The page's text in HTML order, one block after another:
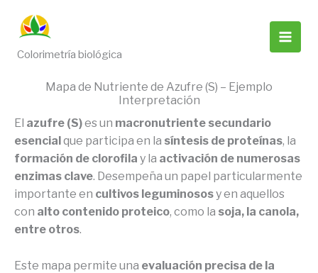
Colorimetría biológica
Mapa de Nutriente de Azufre (S) – Ejemplo
Interpretación
El azufre (S)es un macronutriente secundario
esencialque participa en la síntesis de proteínas, la
formación de clorofila y la activación de numerosas
enzimas clave. Desempeña un papel particularmente
importante en cultivos leguminososy en aquellos
con alto contenido proteico, como la soja, la canola,
entre otros.
Este mapa permite una evaluación precisa de la